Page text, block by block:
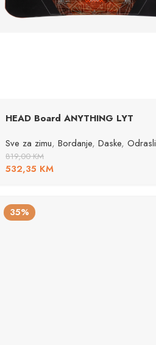
HEAD Board ANYTHING LYT
Sve za zimu, Bordanje, Daske, Odrasli
819,00KM
532,35 KM
35%